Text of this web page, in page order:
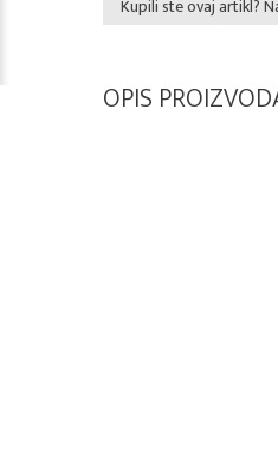
Kupili ste ovaj artikl?
OPIS